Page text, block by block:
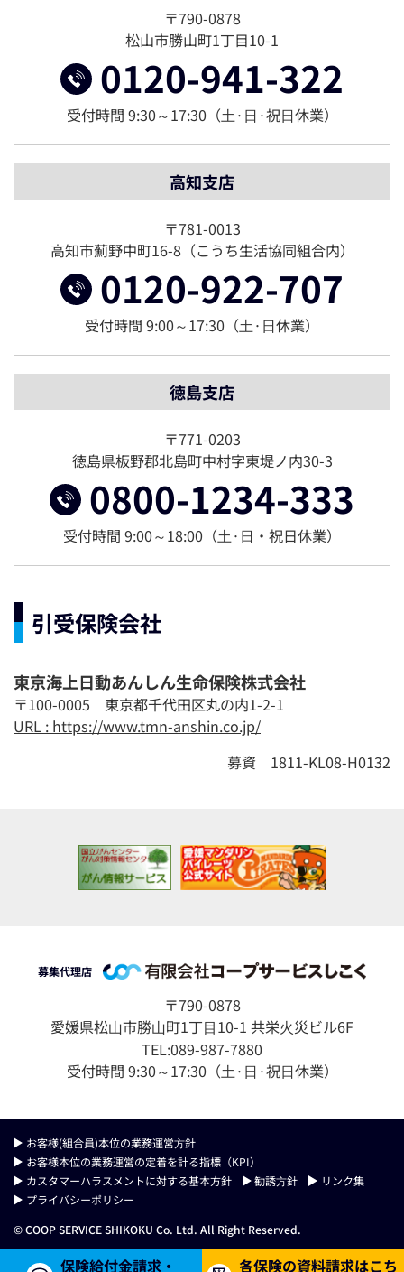
〒790-0878
松山市勝山町1丁目10-1
0120-941-322
受付時間 9:30～17:30（⼟·⽇·祝⽇休業）
高知支店
〒781-0013
高知市薊野中町16-8（こうち生活協同組合内）
0120-922-707
受付時間 9:00～17:30（⼟·⽇休業）
徳島支店
〒771-0203
徳島県板野郡北島町中村字東堤ノ内30-3
0800-1234-333
受付時間 9:00～18:00（⼟·⽇・祝日休業）
引受保険会社
東京海上日動あんしん生命保険株式会社
〒100-0005 東京都千代田区丸の内1-2-1
URL : https://www.tmn-anshin.co.jp/
募資 1811-KL08-H0132
募集代理店
〒790-0878
愛媛県松⼭市勝⼭町1丁⽬10-1 共栄⽕災ビル6F
TEL:089-987-7880
受付時間 9:30～17:30（⼟·⽇·祝⽇休業）
お客様(組合員)本位の業務運営⽅針
お客様本位の業務運営の定着を計る指標（KPI）
カスタマーハラスメントに対する基本方針
勧誘⽅針
リンク集
プライバシーポリシー
© COOP SERVICE SHIKOKU Co. Ltd. All Right Reserved.
保険給付金請求・ 各保険の資料請求はこち